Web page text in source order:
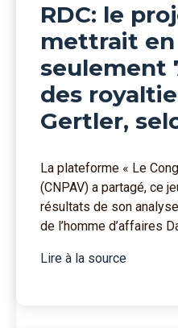
RDC: le
mettrait
seulement
des
Gertler,
La plateforme « Le
(CNPAV) a partagé, ce
résultats de son
de l’homme d’affaires
Lire à la source